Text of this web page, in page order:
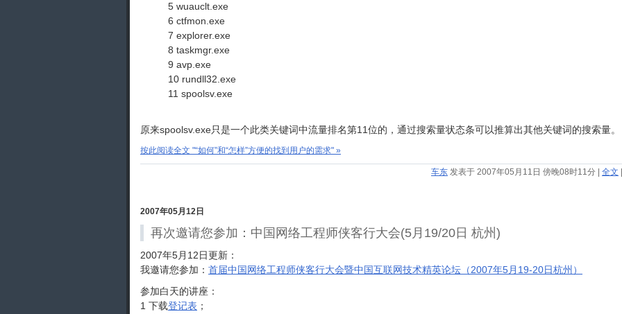
5 wuauclt.exe
6 ctfmon.exe
7 explorer.exe
8 taskmgr.exe
9 avp.exe
10 rundll32.exe
11 spoolsv.exe
原来spoolsv.exe只是一个此类关键词中流量排名第11位的，通过搜索量状态条可以推算出其他关键词的搜索量。
按此阅读全文 "“如何”和“怎样”方便的找到用户的需求" »
车东 发表于 2007年05月11日 傍晚08时11分 全文
2007年05月12日
再次邀请您参加：中国网络工程师侠客行大会(5月19/20日 杭州)
2007年5月12日更新：
我邀请您参加： 首届中国网络工程师侠客行大会暨中国互联网技术精英论坛（2007年5月19-20日杭州）
参加白天的讲座：
1 下载登记表 ；